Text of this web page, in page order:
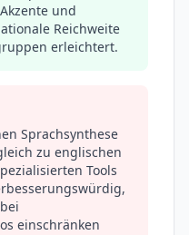
und
Reichweite
erleichtert.
Sprachsynthese
zu englischen
Tools
einschränken